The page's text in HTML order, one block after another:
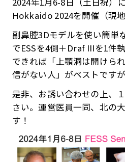
Hokkaido 2024を開催（現地
副鼻腔3Dモデルを使い簡単
でESSを4側＋Draf IIIを1件
できれば「上顎洞は開けら
信がない人」がベストです
是非、お誘い合わせの上、
さい。運営医員一同、北の
す！